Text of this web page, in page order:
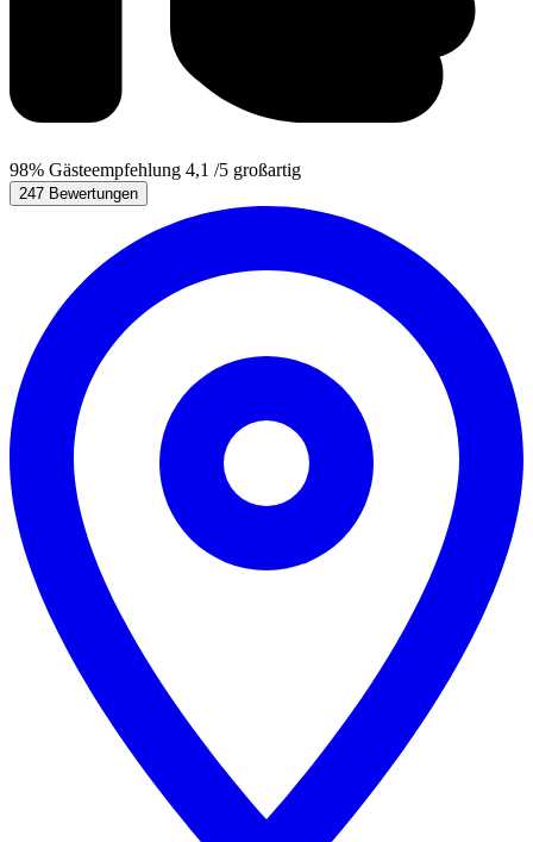
98% Gästeempfehlung 4,1 /5 großartig
247 Bewertungen